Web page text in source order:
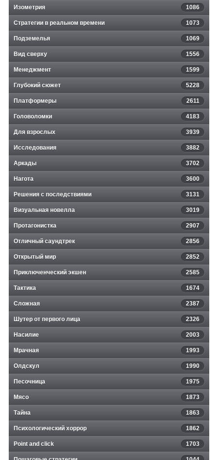
Изометрия 1086
Стратегии в реальном времени 1073
Подземелья 1069
Вид сверху 1556
Менеджмент 1599
Глубокий сюжет 5228
Платформеры 2611
Головоломки 4183
Для взрослых 3939
Исследования 3882
Аркады 3702
Нагота 3600
Решения с последствиями 3131
Визуальная новелла 3019
Протагонистка 2907
Отличный саундтрек 2856
Открытый мир 2852
Приключенческий экшен 2585
Тактика 1674
Сложная 2387
Шутер от первого лица 2326
Насилие 2003
Мрачная 1993
Олдскул 1990
Песочница 1975
Мясо 1873
Тайна 1863
Психологический хоррор 1862
Point and click 1703